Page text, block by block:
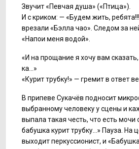
Звучит «Певчая душа» («Птица»).
И с криком: — «Будем жить,
врезали «Бэлла чао». Следом за
«Напои меня водой».
«И на прощание я хочу вам
ка...»
«Курит трубку!» — гремит в ответ
В припеве Сукачёв подносит
выбранному человеку у сцены и
выпала такая честь, что есть мочи
бабушка курит трубку...» Пауза. На
выходит перкуссионист, и